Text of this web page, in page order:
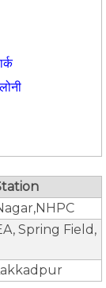
Spring Field,